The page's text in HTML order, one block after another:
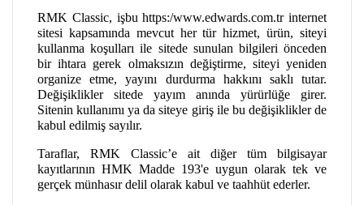
RMK Classic, işbu https:/www.edwards.com.tr internet
sitesi kapsamında mevcut her tür hizmet, ürün, siteyi
kullanma koşulları ile sitede sunulan bilgileri önceden
bir ihtara gerek olmaksızın değiştirme, siteyi yeniden
organize etme, yayını durdurma hakkını saklı tutar.
Değişiklikler sitede yayım anında yürürlüğe girer.
Sitenin kullanımı ya da siteye giriş ile bu değişiklikler de
kabul edilmiş sayılır.
Taraflar, RMK Classic’e ait diğer tüm bilgisayar
kayıtlarının HMK Madde 193'e uygun olarak tek ve
gerçek münhasır delil olarak kabul ve taahhüt ederler.